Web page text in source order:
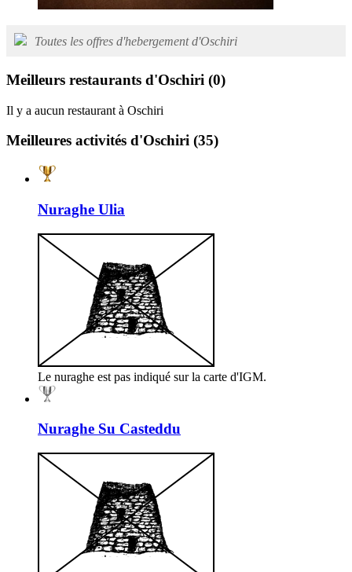
Toutes les offres d'hebergement d'Oschiri
Meilleurs restaurants d'Oschiri (0)
Il y a aucun restaurant à Oschiri
Meilleures activités d'Oschiri (35)
Nuraghe Ulia
Le nuraghe est pas indiqué sur la carte d'IGM.
Nuraghe Su Casteddu